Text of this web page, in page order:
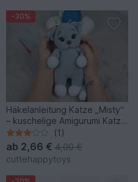
-30%
Häkelanleitung Katze „Misty“
– kuschelige Amigurumi Katze
aus Chenillegarn
(1)
ab 2,66 € 4,00 €
cuttehappytoys